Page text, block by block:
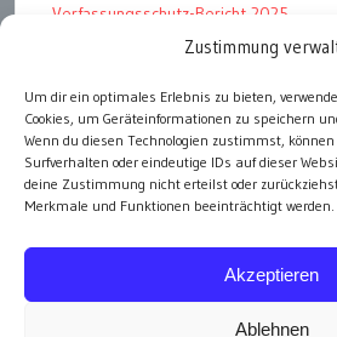
Zustimmung
Um dir ein optimales Erlebnis zu bieten,
Cookies, um Geräteinformationen zu speichern
Wenn du diesen Technologien zustimmst,
Surfverhalten oder eindeutige IDs auf dieser
deine Zustimmung nicht erteilst oder
Merkmale und Funktionen beeinträchtigt werden.
Akzeptieren
Ablehnen
Verfassungsschutz-Bericht 2025
Ziel: endloser Krieg
110 statt 90 Mille Medienförderung
Strafen für „Integrations-Verweigerer“
alle Artikel